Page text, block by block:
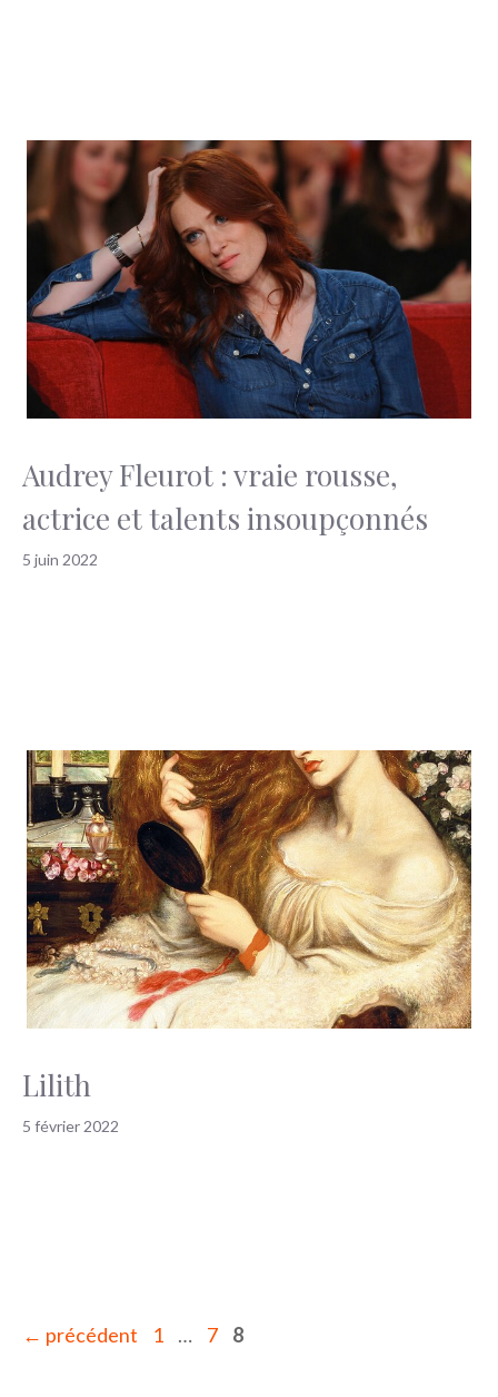
Audrey Fleurot : vraie rousse,
actrice et talents insoupçonnés
5 juin 2022
Lilith
5 février 2022
← précédent Page
1 … Page
7 Page
8